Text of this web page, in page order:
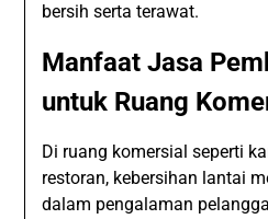
bersih serta terawat.
Manfaat Jasa
untuk Ruang
Di ruang komersial seperti
restoran, kebersihan lantai
dalam pengalaman